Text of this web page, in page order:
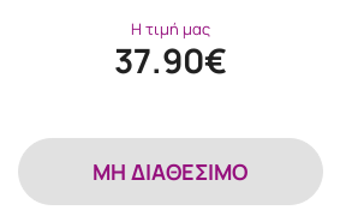
Η τιμή μας
37.90€
MH ΔΙΑΘΕΣΙΜΟ